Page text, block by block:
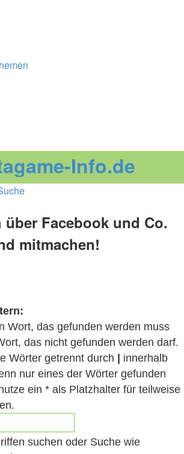
Info.de
Facebook und Co.
mitmachen!
Wort, das gefunden werden muss
das nicht gefunden werden darf.
Wörter getrennt durch
innerhalb
nur eines der Wörter gefunden
ein * als Platzhalter für teilweise
suchen oder Suche wie